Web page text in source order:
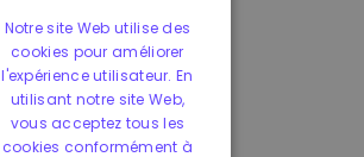
Notre site Web utilise des
cookies pour améliorer
l'expérience utilisateur. En
utilisant notre site Web,
vous acceptez tous les
cookies conformément à